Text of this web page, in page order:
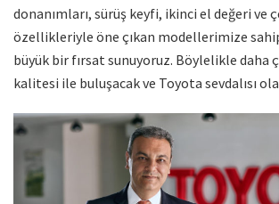
donanımları, sürüş keyfi, ikinci el değeri ve
özellikleriyle öne çıkan modellerimize
büyük bir fırsat sunuyoruz. Böylelikle daha
kalitesi ile buluşacak ve Toyota sevdalısı